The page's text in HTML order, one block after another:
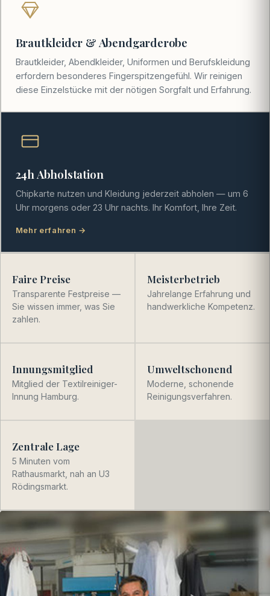
Brautkleider & Abendgarderobe
Brautkleider, Abendkleider, Uniformen und Berufskleidung
erfordern besonderes Fingerspitzengefühl. Wir reinigen
diese Einzelstücke mit der nötigen Sorgfalt und Erfahrung.
24h Abholstation
Chipkarte nutzen und Kleidung jederzeit abholen — um 6
Uhr morgens oder 23 Uhr nachts. Ihr Komfort, Ihre Zeit.
Mehr erfahren →
Faire Preise
Transparente Festpreise —
Sie wissen immer, was Sie
zahlen.
Meisterbetrieb
Jahrelange Erfahrung und
handwerkliche Kompetenz.
Innungsmitglied
Mitglied der Textilreiniger-
Innung Hamburg.
Umweltschonend
Moderne, schonende
Reinigungs­verfahren.
Zentrale Lage
5 Minuten vom
Rathausmarkt, nah an U3
Rödingsmarkt.